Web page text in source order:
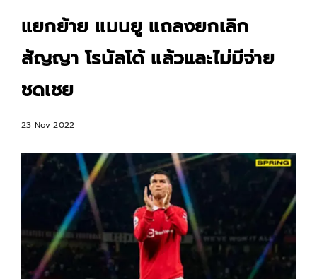
แยกย้าย แมนยู แถลงยกเลิก
สัญญา โรนัลโด้ แล้วและไม่มีจ่าย
ชดเชย
23 Nov 2022